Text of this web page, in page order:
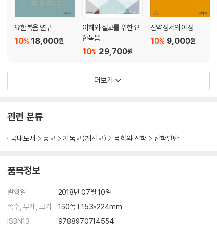
요한복음 연구
18,000원
10%
이해와 설교를 위한 요
한복음
29,700원
10%
신약성서의 여성
9,000원
10%
더보기
관련 분류
국내도서 종교 기독교(개신교) 목회와 신학 신학일반
품목정보
발행일
2018년 07월 10일
쪽수, 무게, 크기
160쪽 | 153*224mm
ISBN13
9788970714554